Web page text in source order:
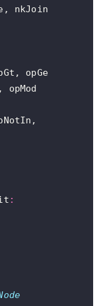
nkJoin
opGe
opMod
: